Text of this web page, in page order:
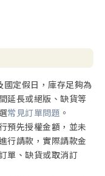
定假日，庫存足夠為
延長或絕版、缺貨等
常見訂單問題 。
預先授權金額，並未
行請款，實際請款金
單、缺貨或取消訂